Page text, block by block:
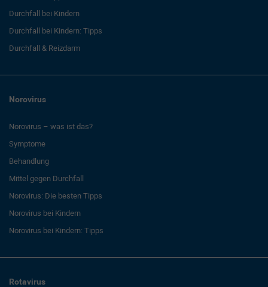
Durchfall bei Kindern
Durchfall bei Kindern: Tipps
Durchfall & Reizdarm
Norovirus
Norovirus – was ist das?
Symptome
Behandlung
Mittel gegen Durchfall
Norovirus: Die besten Tipps
Norovirus bei Kindern
Norovirus bei Kindern: Tipps
Rotavirus